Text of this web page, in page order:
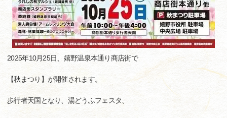
2025年10月25日、嬉野温泉本通り商店街で
【秋まつり】が開催されます。
歩行者天国となり、湯どうふフェスタ、